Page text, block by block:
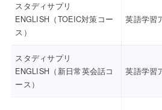
スタディサプリ
ENGLISH（TOEIC対策コー
ス）
英語学習
スタディサプリ
ENGLISH（新日常英会話コ
ース）
英語学習